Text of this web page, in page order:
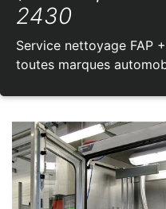
2430
Service nettoyage FAP
toutes marques